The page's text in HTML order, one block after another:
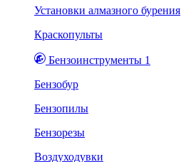
Установки алмазного бурения
Краскопульты
Бензоинструменты 1
Бензобур
Бензопилы
Бензорезы
Воздуходувки